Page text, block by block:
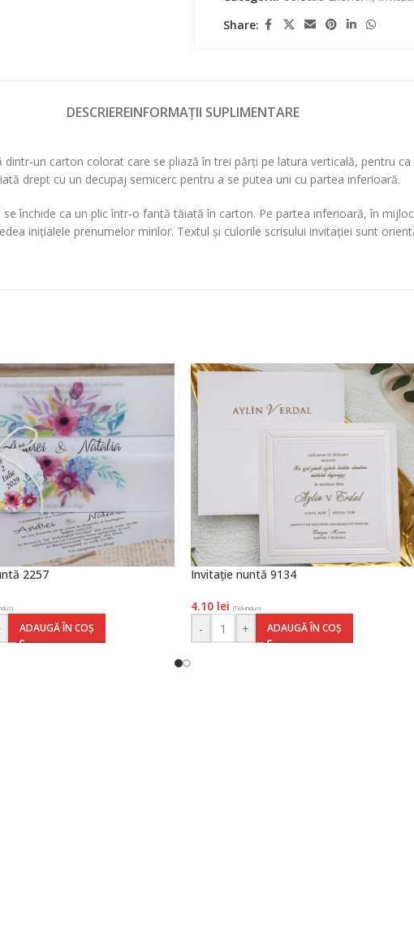
Share:
DESCRIEREINFORMAȚII SUPLIMENTARE
un carton colorat care se pliază în trei părți pe latura verticală, pentru
drept cu un decupaj semicerc pentru a se putea uni cu partea inferioară.
închide ca un plic într-o fantă tăiată în carton. Pe partea inferioară, în
inițialele prenumelor mirilor. Textul și culorile scrisului invitației sunt
2257
ADAUGĂ ÎN COȘ
Invitație nuntă 9134
4.10 lei (TVA inclus)
- + ADAUGĂ ÎN COȘ